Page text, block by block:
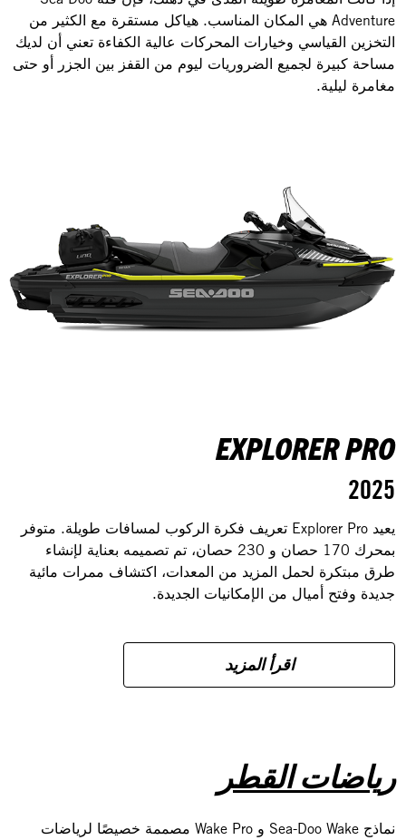
Adventure هي المكان المناسب. هياكل مستقرة مع الكثير من
التخزين القياسي وخيارات المحركات عالية الكفاءة تعني أن لديك
مساحة كبيرة لجميع الضروريات ليوم من القفز بين الجزر أو حتى
مغامرة ليلية.
EXPLORER PRO
2025
يعيد Explorer Pro تعريف فكرة الركوب لمسافات طويلة. متوفر
بمحرك 170 حصان و 230 حصان، تم تصميمه بعناية لإنشاء
طرق مبتكرة لحمل المزيد من المعدات، اكتشاف ممرات مائية
جديدة وفتح أميال من الإمكانيات الجديدة.
اقرأ المزيد
رياضات القطر
نماذج Sea-Doo Wake و Wake Pro مصممة خصيصًا لرياضات